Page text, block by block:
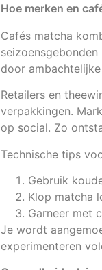
Hoe merken en
Cafés matcha
door
Retailers en
verpakkingen.
op social. Zo
Technische tips
Gebruik
Klop matcha
Garneer met
Je wordt
experimenteren